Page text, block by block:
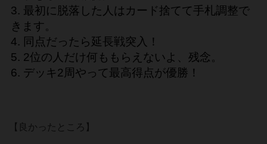
最初に脱落した人はカード捨てて手札調整で
きます。
同点だったら延長戦突入！
2位の人だけ何ももらえないよ、残念。
デッキ2周やって最高得点が優勝！
【良かったところ】